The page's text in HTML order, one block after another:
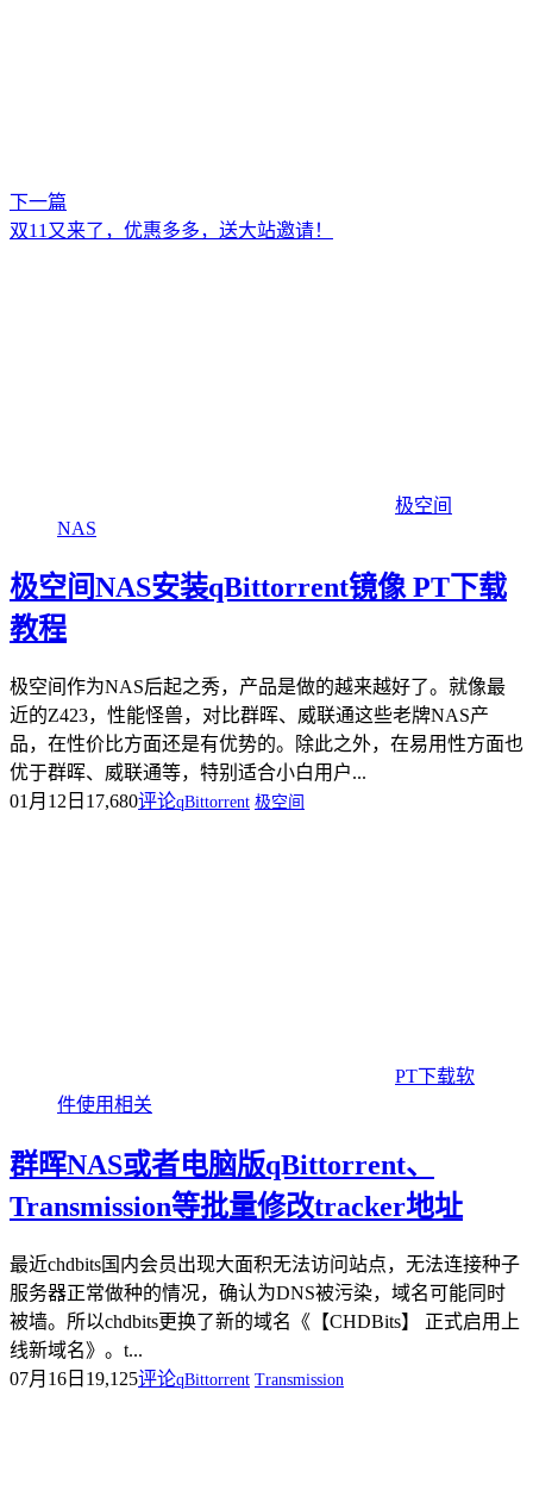
下一篇
双11又来了，优惠多多，送大站邀请！
极空间
NAS
极空间NAS安装qBittorrent镜像 PT下载
教程
极空间作为NAS后起之秀，产品是做的越来越好了。就像最
近的Z423，性能怪兽，对比群晖、威联通这些老牌NAS产
品，在性价比方面还是有优势的。除此之外，在易用性方面也
优于群晖、威联通等，特别适合小白用户...
01月12日 17,680评论qBittorrent 极空间
PT下载软
件使用相关
群晖NAS或者电脑版qBittorrent、
Transmission等批量修改tracker地址
最近chdbits国内会员出现大面积无法访问站点，无法连接种子
服务器正常做种的情况，确认为DNS被污染，域名可能同时
被墙。所以chdbits更换了新的域名《【CHDBits】 正式启用上
线新域名》。t...
07月16日 19,125评论qBittorrent Transmission